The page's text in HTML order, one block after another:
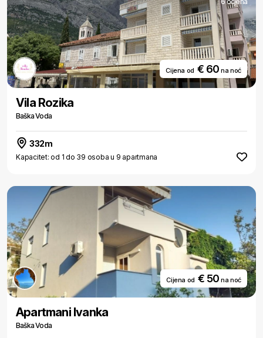
Cijena od € 60na noć
Vila Rozika
Baška Voda
332m
Kapacitet: od 1 do 39 osoba u 9 apartmana
Cijena od € 50na noć
Apartmani Ivanka
Baška Voda